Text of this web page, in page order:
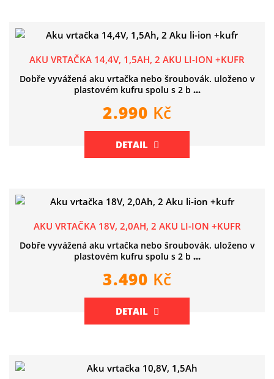
AKU VRTAČKA 14,4V, 1,5AH, 2 AKU LI-ION +KUFR
Dobře vyvážená aku vrtačka nebo šroubovák. uloženo v
plastovém kufru spolu s 2 b ...
2.990 Kč
DETAIL
AKU VRTAČKA 18V, 2,0AH, 2 AKU LI-ION +KUFR
Dobře vyvážená aku vrtačka nebo šroubovák. uloženo v
plastovém kufru spolu s 2 b ...
3.490 Kč
DETAIL